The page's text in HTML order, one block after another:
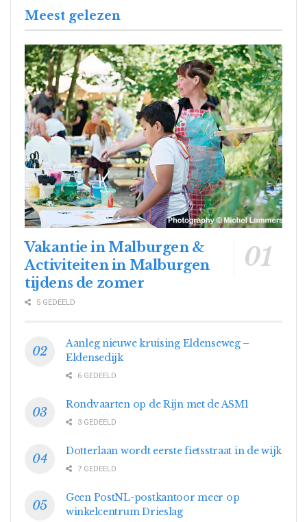
Meest gelezen
Vakantie in Malburgen &
Activiteiten in Malburgen
tijdens de zomer
5 GEDEELD
Aanleg nieuwe kruising Eldenseweg –
Eldensedijk
6 GEDEELD
Rondvaarten op de Rijn met de ASM1
3 GEDEELD
Dotterlaan wordt eerste fietsstraat in de wijk
7 GEDEELD
Geen PostNL-postkantoor meer op
winkelcentrum Drieslag